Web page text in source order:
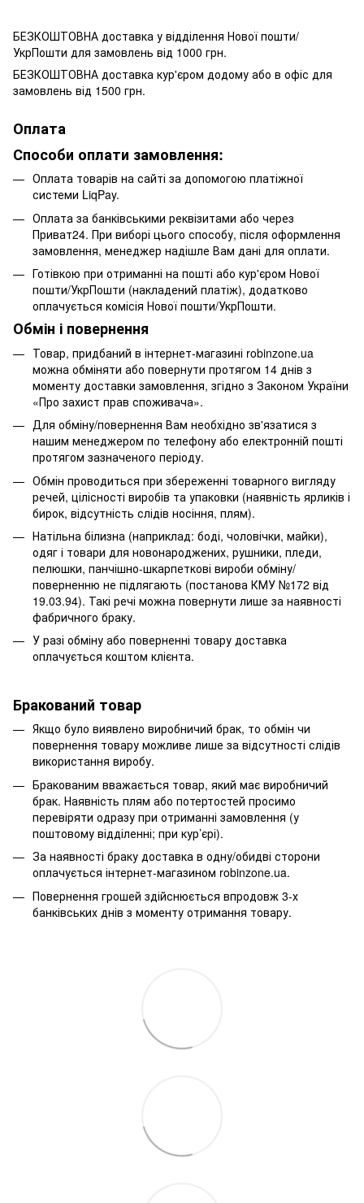
БЕЗКОШТОВНА доставка у відділення Нової пошти/
УкрПошти для замовлень від 1000 грн.
БЕЗКОШТОВНА доставка кур'єром додому або в офіс для
замовлень від 1500 грн.
Оплата
Способи оплати замовлення:
Оплата товарів на сайті за допомогою платіжної
системи LiqPay.
Оплата за банківськими реквізитами або через
Приват24. При виборі цього способу, після оформлення
замовлення, менеджер надішле Вам дані для оплати.
Готівкою при отриманні на пошті або кур'єром Нової
пошти/УкрПошти (накладений платіж), додатково
оплачується комісія Нової пошти/УкрПошти.
Обмін і повернення
Товар, придбаний в інтернет-магазині robinzone.ua
можна обміняти або повернути протягом 14 днів з
моменту доставки замовлення, згідно з Законом України
«Про захист прав споживача».
Для обміну/повернення Вам необхідно зв'язатися з
нашим менеджером по телефону або електронній пошті
протягом зазначеного періоду.
Обмін проводиться при збереженні товарного вигляду
речей, цілісності виробів та упаковки (наявність ярликів і
бирок, відсутність слідів носіння, плям).
Натільна білизна (наприклад: боді, чоловічки, майки),
одяг і товари для новонароджених, рушники, пледи,
пелюшки, панчішно-шкарпеткові вироби обміну/
поверненню не підлягають (постанова КМУ №172 від
19.03.94). Такі речі можна повернути лише за наявності
фабричного браку.
У разі обміну або поверненні товару доставка
оплачується коштом клієнта.
Бракований товар
Якщо було виявлено виробничий брак, то обмін чи
повернення товару можливе лише за відсутності слідів
використання виробу.
Бракованим вважається товар, який має виробничий
брак. Наявність плям або потертостей просимо
перевіряти одразу при отриманні замовлення (у
поштовому відділенні; при кур’єрі).
За наявності браку доставка в одну/обидві сторони
оплачується інтернет-магазином robinzone.ua.
Повернення грошей здійснюється впродовж 3-х
банківських днів з моменту отримання товару.